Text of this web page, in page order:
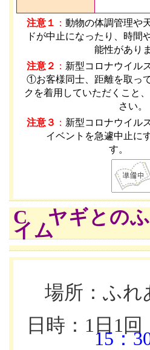
注意１ ：動物の体調管理や
ドが中止になったり、時間
能性があり
注意２ ： 新型コロナウイル
①お客様同士、距離を取っ
クを着用していただくこと
さい。
注意３ ： 新型コロナウイル
イベントを急遽中止に
す
C ヤギとのふ
イム
場所：ふれ
日時：1日1回
15：